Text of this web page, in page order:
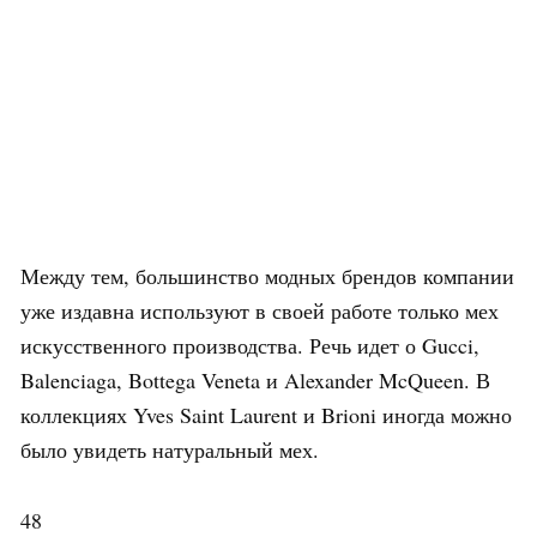
Между тем, большинство модных брендов компании
уже издавна используют в своей работе только мех
искусственного производства. Речь идет о Gucci,
Balenciaga, Bottega Veneta и Alexander McQueen. В
коллекциях Yves Saint Laurent и Brioni иногда можно
было увидеть натуральный мех.
48